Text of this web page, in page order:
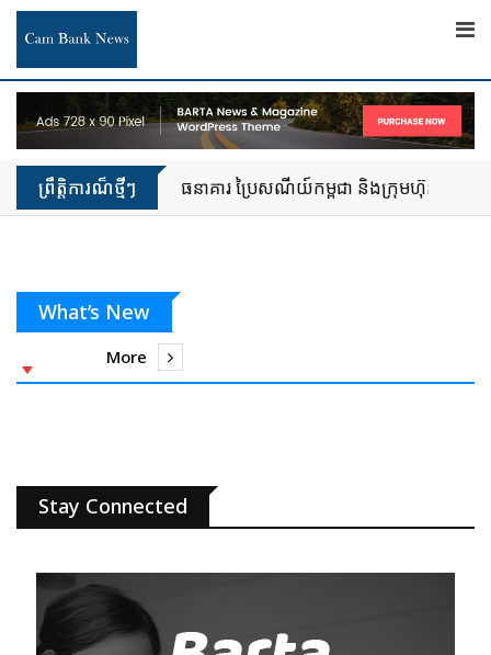
ព្រឹត្តិការណ៏ថ្មីៗ ធនាគារ អេស៊ីលីដា សហការជាមួយក្រុមប្រឹក្សាអ
What’s New
More
Stay Connected